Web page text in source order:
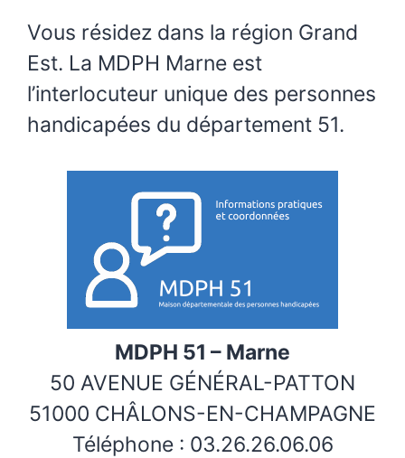
Vous résidez dans la région Grand
Est. La MDPH Marne est
l’interlocuteur unique des personnes
handicapées du département 51.
MDPH 51 – Marne
50 AVENUE GÉNÉRAL-PATTON
51000 CHÂLONS-EN-CHAMPAGNE
Téléphone : 03.26.26.06.06